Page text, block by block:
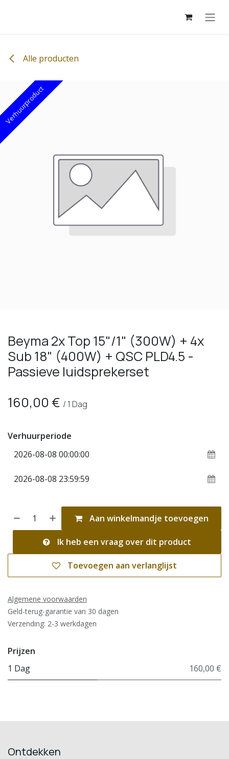
Alle producten
Verhuurproduct
Beyma 2x Top 15"/1" (300W) + 4x
Sub 18" (400W) + QSC PLD4.5 -
Passieve luidsprekerset
160,00 € /1 Dag
Verhuurperiode
Aan winkelmandje toevoegen
Ik heb een vraag over dit product
Toevoegen aan verlanglijst
Algemene voorwaarden
Geld-terug-garantie van 30 dagen
Verzending: 2-3 werkdagen
Prijzen
1 Dag
160,00 €
Ontdekken